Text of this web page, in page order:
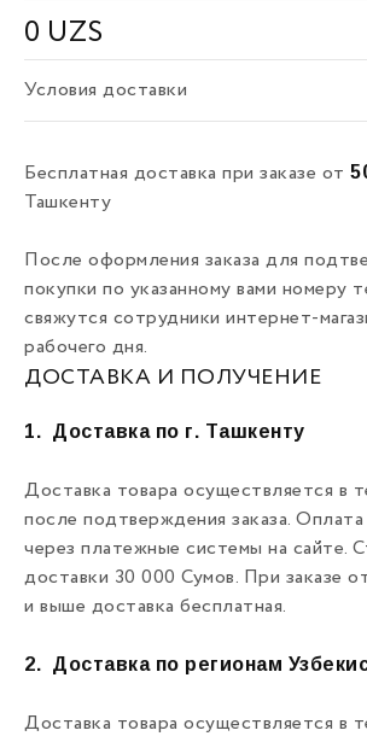
0 UZS
Условия доставки
Бесплатная доставка при заказе от
Ташкенту
После оформления заказа для
покупки по указанному вами номеру
свяжутся сотрудники интернет-
рабочего дня.
ДОСТАВКА И ПОЛУЧЕНИЕ
1. Доставка по г. Ташкенту
Доставка товара осуществляется в
после подтверждения заказа.
через платежные системы на сайте.
доставки 30 000 Сумов. При заказе
и выше доставка бесплатная.
2. Доставка по регионам
Доставка товара осуществляется в